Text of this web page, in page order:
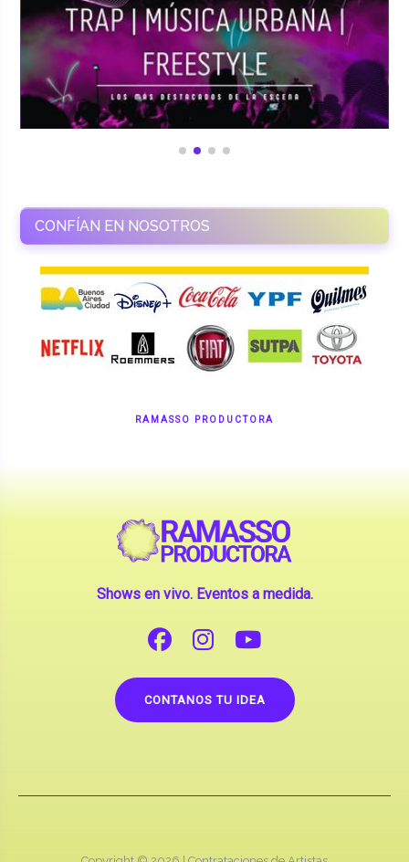
CONFÍAN EN NOSOTROS
RAMASSO PRODUCTORA
Shows en vivo. Eventos a medida.
CONTANOS TU IDEA